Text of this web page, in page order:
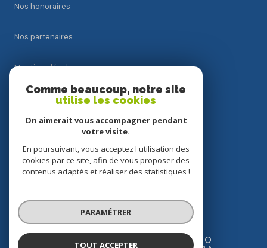
Nos honoraires
Nos partenaires
Mentions légales
Cookies
© 2026 | Tous droits réservés
Réalisé par
Comme beaucoup, notre site
utilise les cookies
On aimerait vous accompagner pendant
votre visite.
En poursuivant, vous acceptez l'utilisation des
cookies par ce site, afin de vous proposer des
contenus adaptés et réaliser des statistiques !
PARAMÉTRER
TOUT ACCEPTER